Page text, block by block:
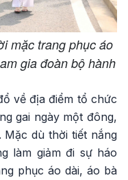
mặc trang phục áo
gia đoàn bộ hành
về địa điểm tổ chức
gai ngày một đông,
dù thời tiết nắng
làm giảm đi sự háo
phục áo dài, áo bà